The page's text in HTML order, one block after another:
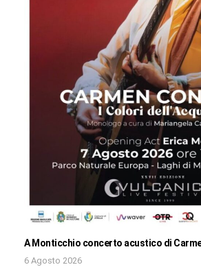
A Monticchio concerto acustico di
6 Agosto 2026